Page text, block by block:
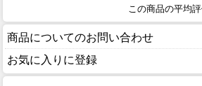
この商品の平均評
商品についてのお問い合わせ
お気に入りに登録